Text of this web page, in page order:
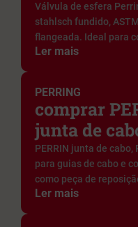
Válvula de esfera
stahlsch fundido,
flangeada. Ideal para
Ler mais
PERRING
comprar
junta de
PERRIN junta de cabo,
para guias de cabo e
como peça de
Ler mais